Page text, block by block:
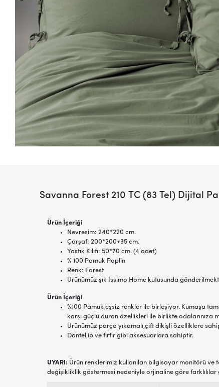
Savanna Forest 210 TC (83 Tel) Dijital
Ürün İçeriği
Nevresim: 240*220 cm.
Çarşaf: 200*200+35 cm.
Yastık Kılıfı: 50*70 cm. (4 adet)
% 100 Pamuk Poplin
Renk: Forest
Ürünümüz şık İssimo Home kutusunda
Ürün İçeriği
%100 Pamuk eşsiz renkler ile birleşiyor. Kumaşa
karşı güçlü duran özellikleri ile birlikte odalarınıza
Ürünümüz parça yıkamalı,çift dikişli özelliklere
Dantel,ip ve fırfır gibi aksesuarlara sahiptir.
UYARI: Ürün renklerimiz kullanılan bilgisayar monitörü ve
değişikliklik göstermesi nedeniyle orjinaline göre